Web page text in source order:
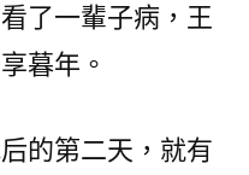
了一輩子病，王
暮年。
的第二天，就有